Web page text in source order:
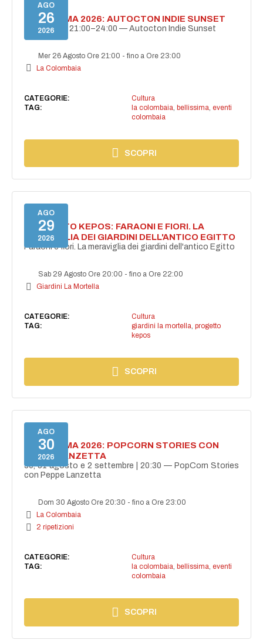
AGO
26
2026
BELLISSIMA 2026: AUTOCTON INDIE SUNSET
26 agosto | 21:00–24:00 — Autocton Indie Sunset
Mer 26 Agosto Ore 21:00 -fino a Ore 23:00
La Colombaia
CATEGORIE:
Cultura
TAG:
la colombaia bellissima eventi
colombaia
SCOPRI
AGO
29
2026
PROGETTO KEPOS: FARAONI E FIORI. LA
MERAVIGLIA DEI GIARDINI DELL'ANTICO EGITTO
Faraoni e fiori. La meraviglia dei giardini dell'antico Egitto
Sab 29 Agosto Ore 20:00 -fino a Ore 22:00
Giardini La Mortella
CATEGORIE:
Cultura
TAG:
giardini la mortella, progetto
kepos
SCOPRI
AGO
30
2026
BELLISSIMA 2026: POPCORN STORIES CON
PEPPE LANZETTA
30, 31 agosto e 2 settembre | 20:30 — PopCorn Stories
con Peppe Lanzetta
Dom 30 Agosto Ore 20:30 -fino a Ore 23:00
La Colombaia
2 ripetizioni
CATEGORIE:
Cultura
TAG:
la colombaia, bellissima, eventi
colombaia
SCOPRI